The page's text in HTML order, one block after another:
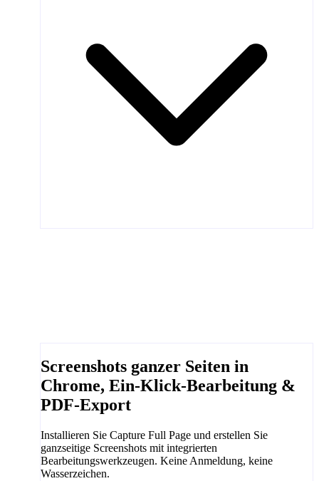
Screenshots ganzer Seiten in
Chrome, Ein-Klick-Bearbeitung &
PDF-Export
Installieren Sie Capture Full Page und erstellen Sie
ganzseitige Screenshots mit integrierten
Bearbeitungswerkzeugen. Keine Anmeldung, keine
Wasserzeichen.